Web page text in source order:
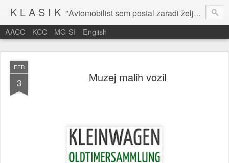
K L A S I K "Avtomobilist sem postal zaradi želje po potovanju in dejavnosti v prostem času." Baron Anton Codelli
AACC KCC MG-SI English
FEB
3 Muzej malih vozil